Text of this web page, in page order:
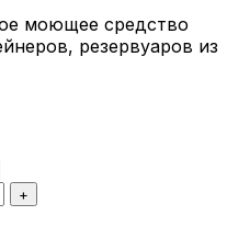
моющее средство
резервуаров из
+